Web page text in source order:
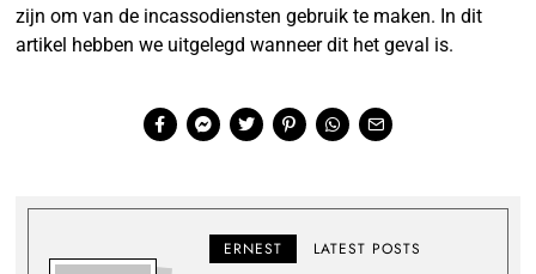
zijn om van de incassodiensten gebruik te maken. In dit
artikel hebben we uitgelegd wanneer dit het geval is.
ERNEST LATEST POSTS